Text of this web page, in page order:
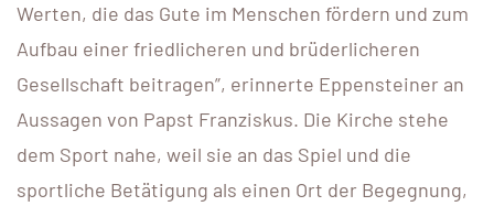
Werten, die das Gute im Menschen fördern und zum
Aufbau einer friedlicheren und brüderlicheren
Gesellschaft beitragen”, erinnerte Eppensteiner an
Aussagen von Papst Franziskus. Die Kirche stehe
dem Sport nahe, weil sie an das Spiel und die
sportliche Betätigung als einen Ort der Begegnung,